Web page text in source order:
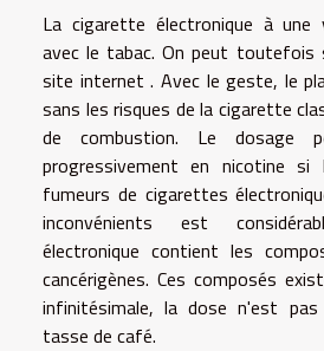
La cigarette électronique à une
avec le tabac. On peut toutefois
site internet . Avec le geste, le
sans les risques de la cigarette
de combustion. Le dosage
progressivement en nicotine
fumeurs de cigarettes
inconvénients est
électronique contient les
cancérigènes. Ces composés
infinitésimale, la dose n'est
tasse de café.